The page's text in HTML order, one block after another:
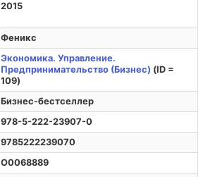
2015
Феникс
Экономика. Управление.
Предпринимательство (Бизнес) (ID =
109)
Бизнес-бестселлер
978-5-222-23907-0
9785222239070
O0068889